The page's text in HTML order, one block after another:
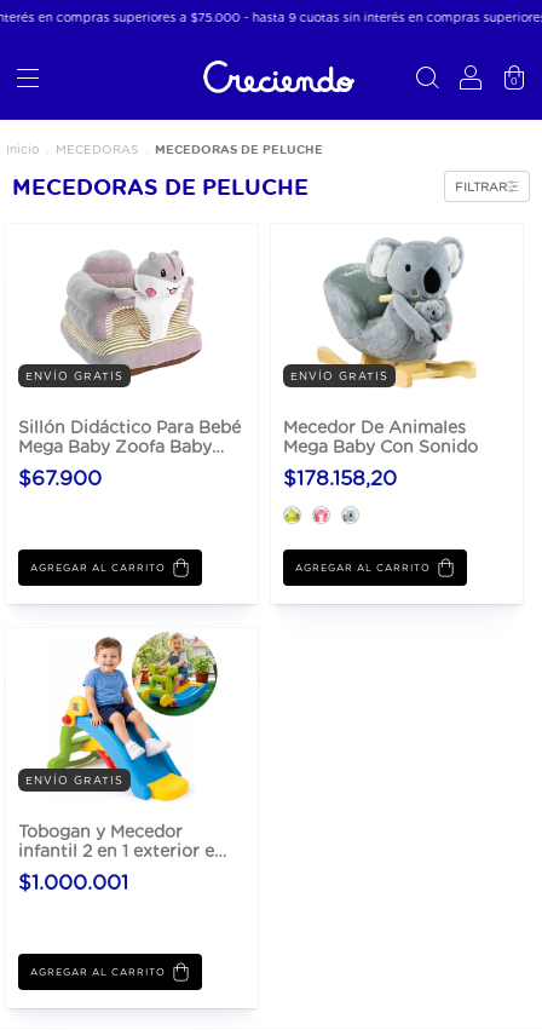
en compras superiores a $75.000 - hasta 9 cuotas sin interés en compras
0
Inicio MECEDORAS MECEDORAS DE PELUCHE
MECEDORAS DE PELUCHE FILTRAR
ENVÍO GRATIS
Sillón Didáctico Para Bebé
Mega Baby Zoofa Baby
Desde 6 Meses
$67.900
AGREGAR AL CARRITO
ENVÍO GRATIS
Mecedor De Animales
Mega Baby Con Sonido
$178.158,20
AGREGAR AL CARRITO
ENVÍO GRATIS
Tobogan y Mecedor
infantil 2 en 1 exterior e
interior 1.83x 48x50
$1.000.001